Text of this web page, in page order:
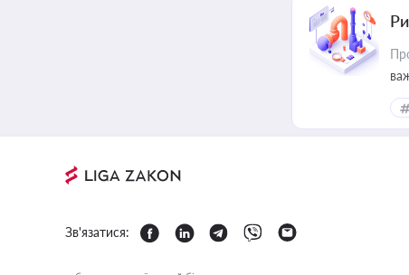
Зв'язатися: